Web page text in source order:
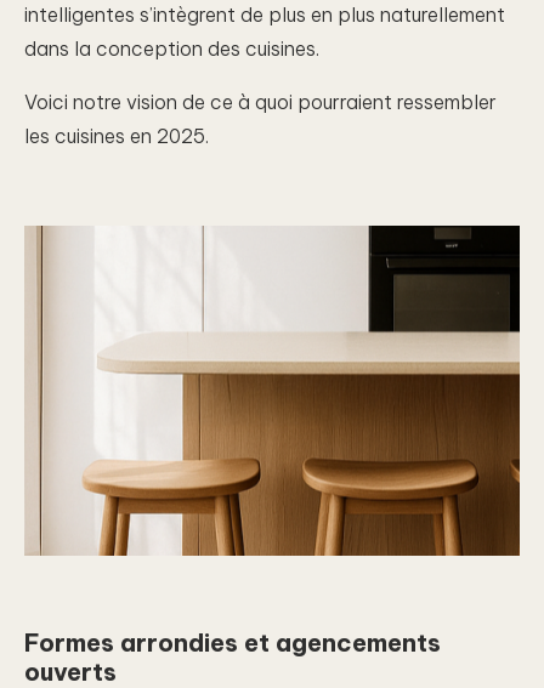
intelligentes s’intègrent de plus en plus naturellement
dans la conception des cuisines.
Voici notre vision de ce à quoi pourraient ressembler
les cuisines en 2025.
Formes arrondies et agencements
ouverts